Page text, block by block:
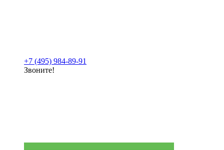
+7 (495) 984-89-91
Звоните!